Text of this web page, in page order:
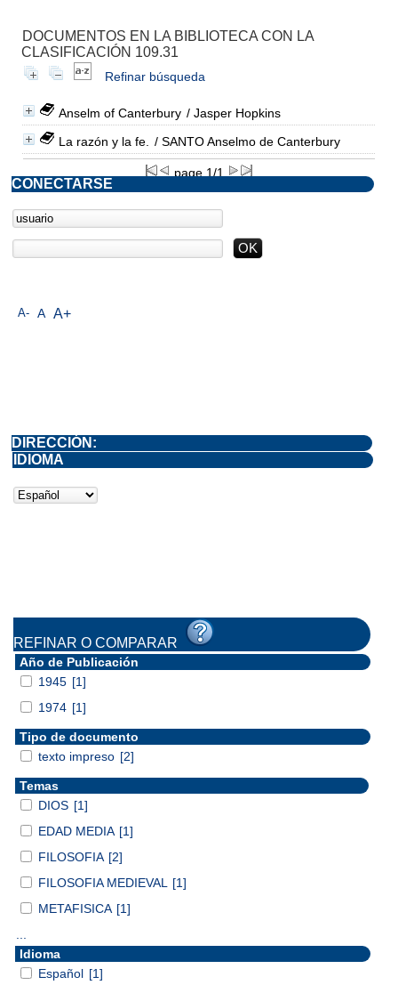
DOCUMENTOS EN LA BIBLIOTECA CON LA
CLASIFICACIÓN 109.31
Refinar búsqueda
Anselm of Canterbury / Jasper Hopkins
La razón y la fe.
/ SANTO Anselmo de Canterbury
page 1/1
A- A A+
CONECTARSE
DIRECCIÓN:
IDIOMA
REFINAR O COMPARAR
Año de Publicación
1945 [1]
1974 [1]
Tipo de documento
texto impreso [2]
Temas
DIOS [1]
EDAD MEDIA [1]
FILOSOFIA [2]
FILOSOFIA MEDIEVAL
[1]
METAFISICA [1]
Idioma
Español [1]